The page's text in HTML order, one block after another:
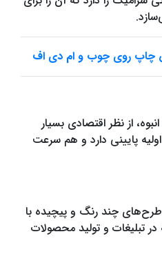
چاپ روی چوب و ام دی اف
از نظر اقتصادی بسیار
پایینی دارد و هم سرعت
چند رنگ و پیچیده با
تبلیغات و تولید محصولات